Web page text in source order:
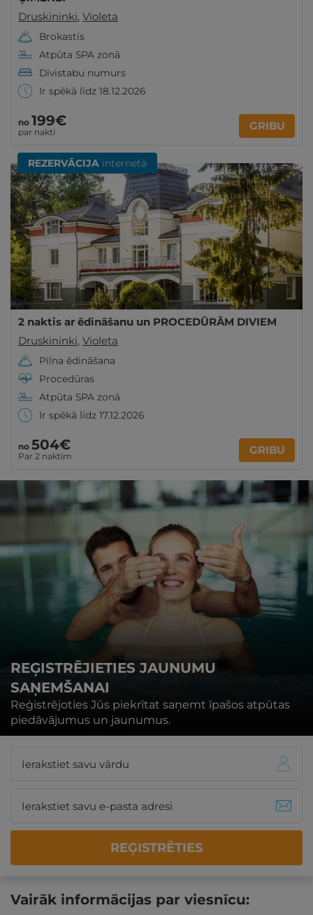
Druskininki, Violeta
Brokastis
Atpūta SPA zonā
Divistabu numurs
Ir spēkā līdz 18.12.2026
no 199€
par nakti GRIBU
REZERVĀCIJA internetā
2 naktis ar ēdināšanu un PROCEDŪRĀM DIVIEM
Druskininki, Violeta
Pilna ēdināšana
Procedūras
Atpūta SPA zonā
Ir spēkā līdz 17.12.2026
no 504€
Par 2 naktīm GRIBU
REĢISTRĒJIETIES JAUNUMU
SAŅEMŠANAI
Reģistrējoties Jūs piekrītat saņemt īpašos atpūtas
piedāvājumus un jaunumus.
REĢISTRĒTIES
Vairāk informācijas par viesnīcu: